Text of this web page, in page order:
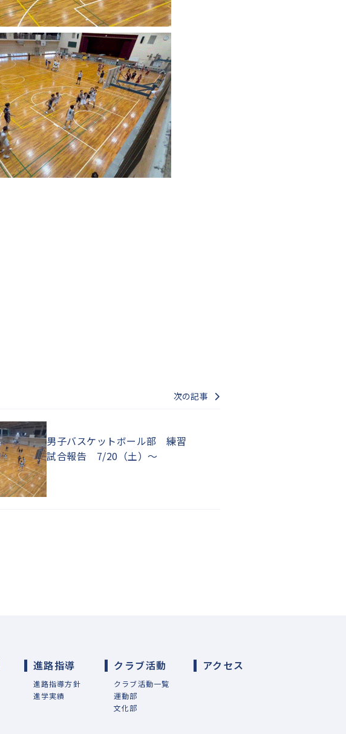
次の記事
男子バスケットボール部 練習
試合報告 7/20（土）～
進路指導
進路指導方針
進学実績
クラブ活動
クラブ活動一覧
運動部
文化部
アクセス